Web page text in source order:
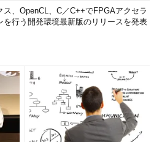
ス、OpenCL、C／C++でFPGAアクセラ
を行う開発環境最新版のリリースを発表